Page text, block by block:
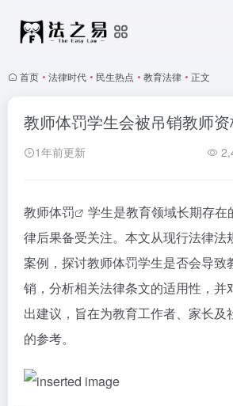
首页 • 法律时代 • 民生热点 • 教育法律 • 正文
教师体罚学生会被吊销教师资
1年前更新
教师体罚
学生是教育领域长期存在
律后果备受关注。本文从现行法律法
案例，探讨教师体罚学生是否会导致
销，分析相关法律条文的适用性，并
出建议，旨在为教育工作者、家长及
的参考。